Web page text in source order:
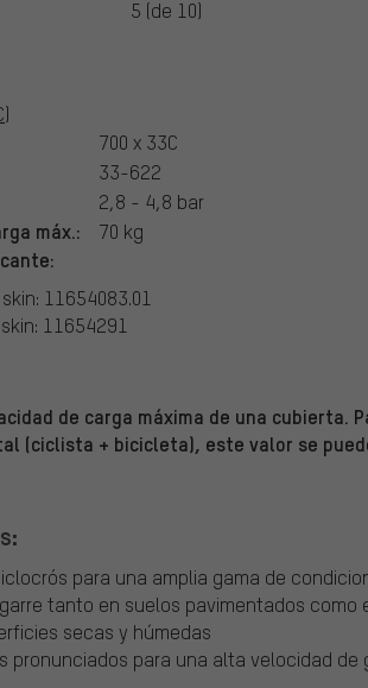
5 (de 10)
700 x 33C
33-622
2,8 - 4,8 bar
máx.: 70 kg
11654083.01
11654291
de carga máxima de una cubierta.
(ciclista + bicicleta), este valor se
para una amplia gama de
tanto en suelos pavimentados como
secas y húmedas
pronunciados para una alta velocidad de